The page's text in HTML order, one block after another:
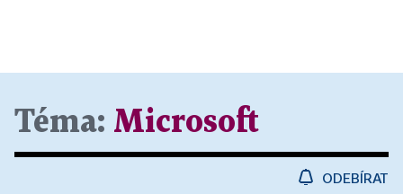
Téma: Microsoft
ODEBÍRAT